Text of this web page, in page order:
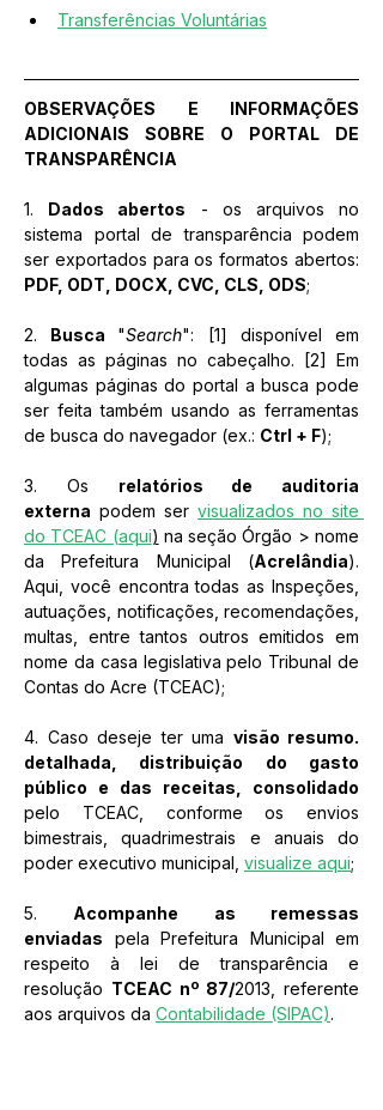
Transferências Voluntárias
OBSERVAÇÕES E INFORMAÇÕES
ADICIONAIS SOBRE O PORTAL DE
TRANSPARÊNCIA
1. Dados abertos - os arquivos no
sistema portal de transparência podem
PDF, ODT, DOCX, CVC, CLS, ODS;
2. Busca "Search": [1] disponível em
todas as páginas no cabeçalho. [2] Em
algumas páginas do portal a busca pode
ser feita também usando as ferramentas
de busca do navegador (ex.: Ctrl + F);
3. Os relatórios de auditoria
externa podem ser visualizados no site
do TCEAC (aqui) na seção Órgão > nome
da Prefeitura Municipal (Acrelândia).
Aqui, você encontra todas as Inspeções,
autuações, notificações, recomendações,
multas, entre tantos outros emitidos em
nome da casa legislativa pelo Tribunal de
Contas do Acre (TCEAC);
4. Caso deseje ter uma visão resumo.
detalhada, distribuição do gasto
pelo TCEAC, conforme os envios
bimestrais, quadrimestrais e anuais do
poder executivo municipal, visualize aqui;
5. Acompanhe as remessas
enviadas pela Prefeitura Municipal em
respeito à lei de transparência e
resolução TCEAC nº 87/2013, referente
aos arquivos da Contabilidade (SIPAC).